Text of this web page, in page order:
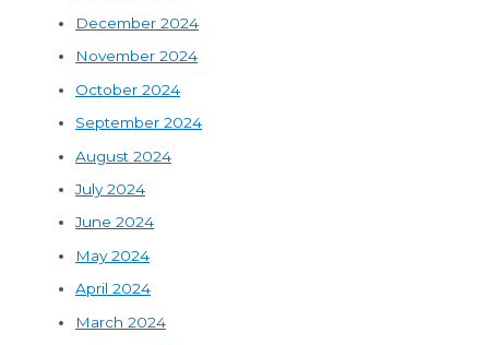
December 2024
November 2024
October 2024
September 2024
August 2024
July 2024
June 2024
May 2024
April 2024
March 2024